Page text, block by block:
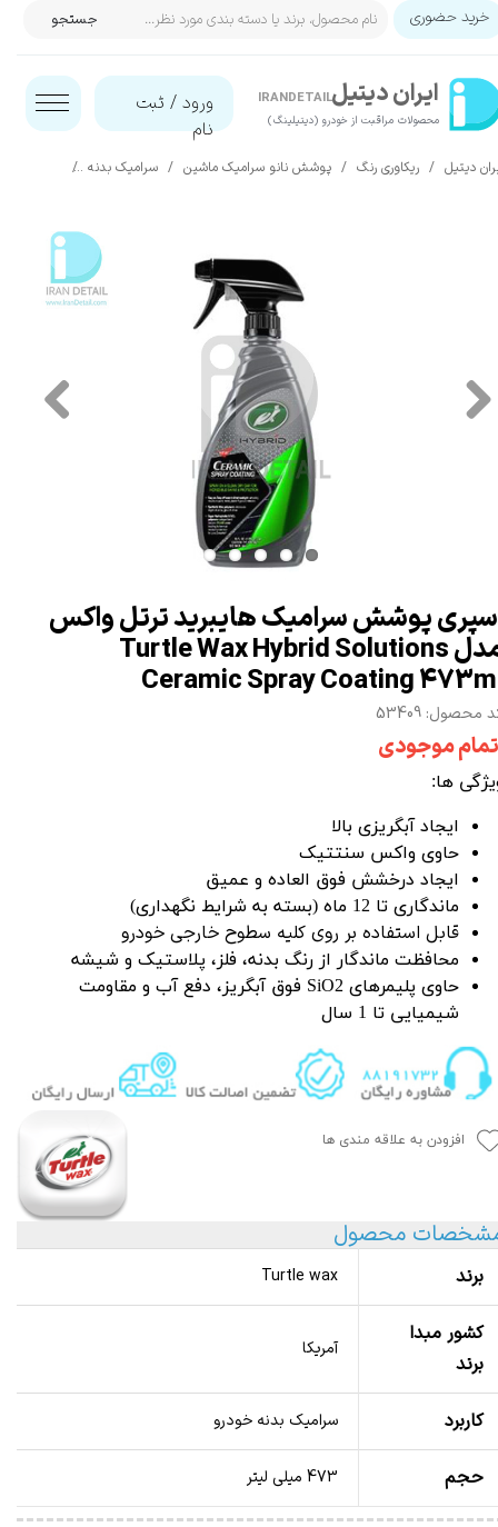
ایران‌ دیتیل
محصولات مراقبت از خودرو (دیتیلینگ)​​​​​​​
IRANDETAIL ورود / ثبت
نام
حساب کاربری من
تغییر گذر واژه
جستجو خرید حضوری
دیتیل ریکاوری رنگ پوشش نانو سرامیک ماشین سرامیک بدنه
پوشش سرامیک هایبرید ترتل واکس
مدل Turtle Wax Hybrid Solutions
Ceramic Spray Coating
محصول: 53409
موجودی
ها:
ایجاد آبگریزی بالا
حاوی واکس سنتتیک
ایجاد درخشش فوق العاده و عمیق
ماندگاری تا 12 ماه (بسته به شرایط نگهداری)
قابل استفاده بر روی کلیه سطوح خارجی خودرو
محافظت ماندگار از رنگ بدنه، فلز، پلاستیک و شیشه
حاوی پلیمرهای SiO2 فوق آبگریز، دفع آب و مقاومت
شیمیایی تا 1 سال
افزودن به علاقه مندی ها
محصول
برند Turtle wax
کشور مبدا
برند
آمریکا
کاربرد سرامیک بدنه خودرو
حجم 473 میلی لیتر